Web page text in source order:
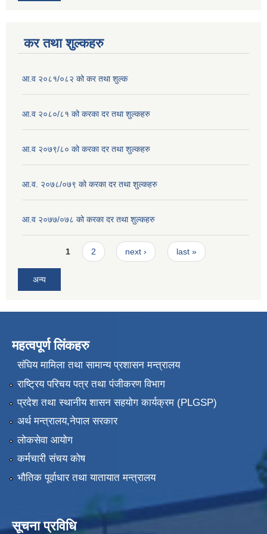
कर तथा शुल्कहरु
आ.व २०८१/०८२ को कर तथा शुल्क
आ.व २०८०/८१ को करका दर तथा शुल्कहरु
आ.व २०७९/८० को करका दर तथा शुल्कहरु
आ.व. २०७८/०७९ को करका दर तथा शुल्कहरु
आ.व २०७७/०७८ को करका दर तथा शुल्कहरु
Pages1 2 next › last »
अन्य
महत्वपूर्ण लिंकहरु
संघिय मामिला तथा सामान्य प्रशासन मन्त्रालय
राष्ट्रिय परिचय पत्र तथा पंजीकरण विभाग
प्रदेश तथा स्थानीय शासन सहयोग कार्यक्रम (PLGSP)
अर्थ मन्त्रालय,नेपाल सरकार
लोकसेवा आयोग
कर्मचारी संचय कोष
भौतिक पूर्वाधार तथा यातायात मन्त्रालय
सूचना प्रविधि